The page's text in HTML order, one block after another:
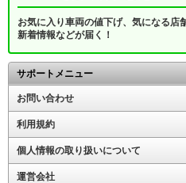
お気に入り車両の値下げ、気になる店
新着情報などが届く！
サポートメニュー
お問い合わせ
利用規約
個人情報の取り扱いについて
運営会社